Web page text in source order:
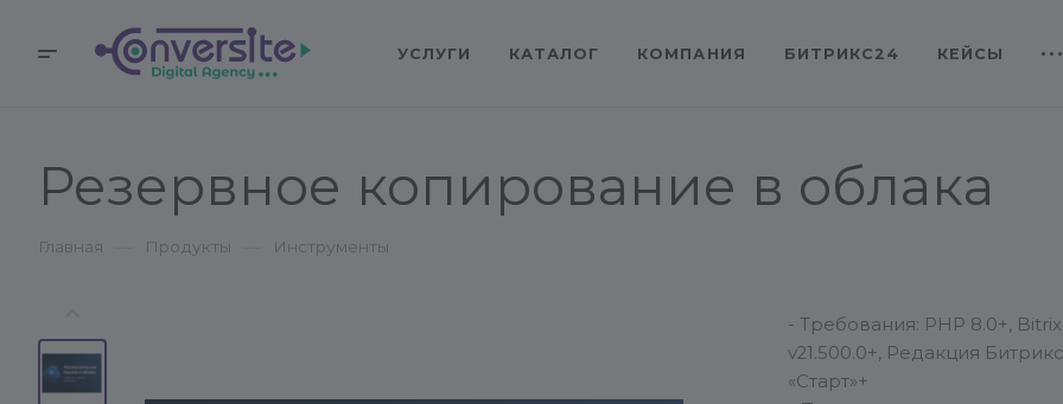
УСЛУГИ КАТАЛОГ КОМПАНИЯ БИТРИКС24 КЕЙСЫ
Резервное копирование в облака
Главная Продукты Инструменты
- Требования: PHP 8.0+, Bitrix
v21.500.0+, Редакция Битрикс
«Старт»+